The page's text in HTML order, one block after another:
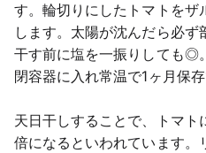
す。輪切りにしたトマトをザ
します。太陽が沈んだら必ず
干す前に塩を一振りしても◎
閉容器に入れ常温で1ヶ月保存
天日干しすることで、トマ
倍になるといわれています。